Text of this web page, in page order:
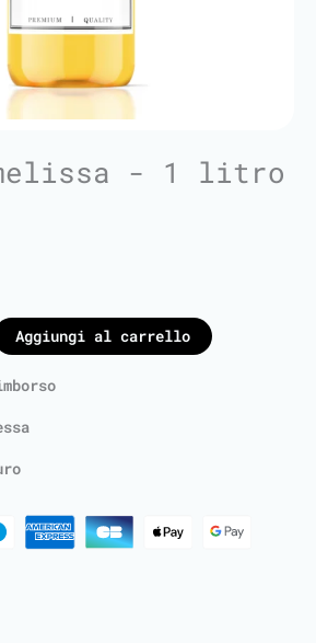
- 1 litro
Aggiungi al carrello